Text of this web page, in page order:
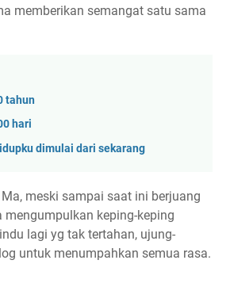
memberikan semangat satu sama
tahun
hari
dimulai dari sekarang
meski sampai saat ini berjuang
mengumpulkan keping-keping
lagi yg tak tertahan, ujung-
untuk menumpahkan semua rasa.